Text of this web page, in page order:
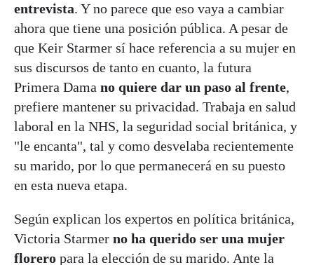
entrevista. Y no parece que eso vaya a cambiar
ahora que tiene una posición pública. A pesar de
que Keir Starmer sí hace referencia a su mujer en
sus discursos de tanto en cuanto, la futura
Primera Dama no quiere dar un paso al frente,
prefiere mantener su privacidad. Trabaja en salud
laboral en la NHS, la seguridad social británica, y
"le encanta", tal y como desvelaba recientemente
su marido, por lo que permanecerá en su puesto
en esta nueva etapa.
Según explican los expertos en política británica,
Victoria Starmer no ha querido ser una mujer
florero para la elección de su marido. Ante la